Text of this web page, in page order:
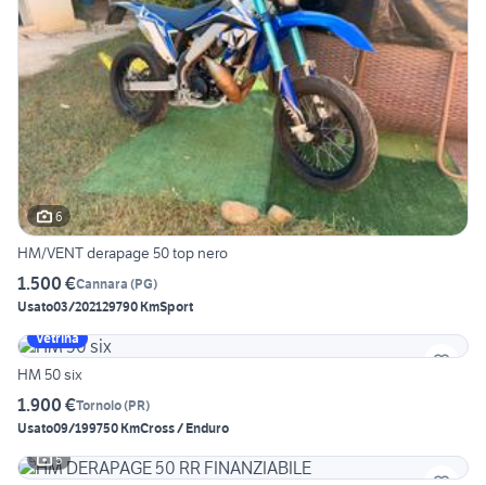
6
HM/VENT derapage 50 top nero
1.500 €Cannara (PG)
Usato03/202129790 KmSport
Vetrina
HM 50 six
1.900 €Tornolo(PR)
Usato09/199750 KmCross / Enduro
5